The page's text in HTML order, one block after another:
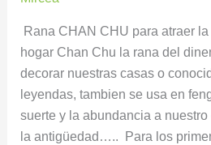
Rana CHAN CHU para atraer
hogar Chan Chu la rana del
decorar nuestras casas o
leyendas, tambien se usa en
suerte y la abundancia a nuestro
la antigüedad….. Para los